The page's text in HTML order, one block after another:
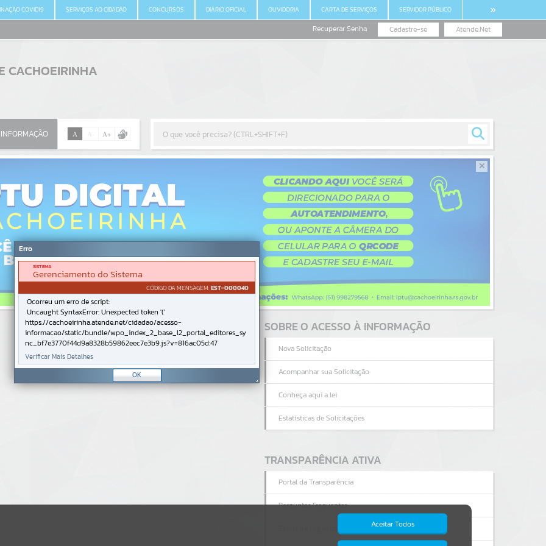
COVID19 SERVIÇOS AO CIDADÃO CONCURSOS DIÁRIO OFICIAL OUVIDORIA CARTA DE SERVIÇOS SERVIDOR PÚBLICO
Atende.Net
Cadastre-se
Recuperar Senha
CACHOEIRINHA
Por favor, aguarde...
A A A+
SOBRE O ACESSO À INFORMAÇÃO
Nova Solicitação
Acompanhar sua Solicitação
Conheça aqui a lei
Estatísticas de Solicitações
TRANSPARÊNCIA ATIVA
Portal da Transparência
Perguntas Frequentes
Estrutura Organizacional Aceitar Todos
Erro
SISTEMA
Gerenciamento do Sistema
CÓDIGO DA MENSAGEM:EST-000040
Ocorreu um erro de script:
Uncaught SyntaxError: Unexpected token '('
https://cachoeirinha.atende.net/cidadao/acesso-
informacao/static/bundle/wpo_index_2_base_l2_portal_editores_sy
nc_bf7e3770f44d9a8328b59862eec7e3b9.js?v=816ac05d:47
Verificar Mais Detalhes
OK